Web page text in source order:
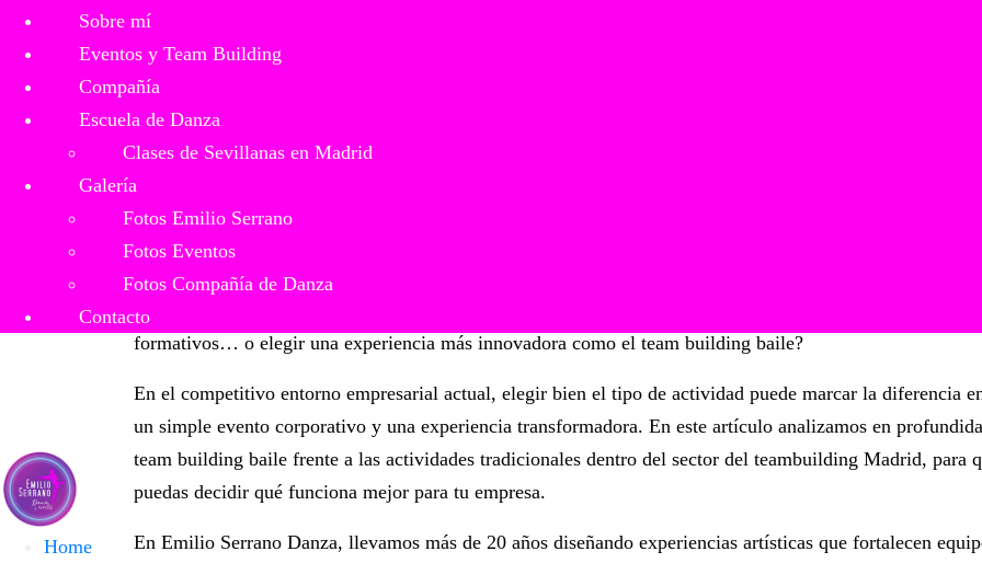
Sobre mí
Eventos y Team Building
Compañía
Escuela de Danza
Clases de Sevillanas en Madrid
Galería
Fotos Emilio Serrano
Fotos Eventos
Fotos Compañía de Danza
Contacto
Home
Las empresas de Madrid cada vez invierten más en actividades para fortalecer sus equipos. Sin embargo,
una pregunta clave: ¿es mejor apostar por dinámicas tradicionales como escape rooms, gymkanas o
formativos… o elegir una experiencia más innovadora como el team building baile?
En el competitivo entorno empresarial actual, elegir bien el tipo de actividad puede marcar la diferencia
un simple evento corporativo y una experiencia transformadora. En este artículo analizamos en
team building baile frente a las actividades tradicionales dentro del sector del teambuilding Madrid, para
puedas decidir qué funciona mejor para tu empresa.
En Emilio Serrano Danza, llevamos más de 20 años diseñando experiencias artísticas que fortalecen